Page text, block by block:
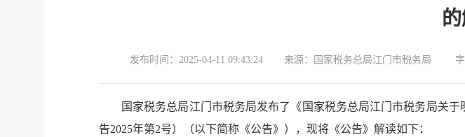
发布时间： 2025-04-11 09:43:24 来源： 国家税务总局江门市税务局
国家税务总局江门市税务局发布了《国家税务总局江门市税务局关
告2025年第2号）（以下简称《公告》），现将《公告》解读如下：